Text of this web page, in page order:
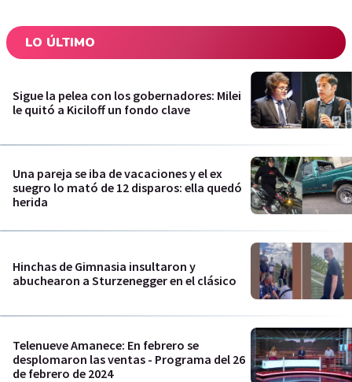
LO ÚLTIMO
Sigue la pelea con los gobernadores: Milei
le quitó a Kiciloff un fondo clave
Una pareja se iba de vacaciones y el ex
suegro lo mató de 12 disparos: ella quedó
herida
Hinchas de Gimnasia insultaron y
abuchearon a Sturzenegger en el clásico
Telenueve Amanece: En febrero se
desplomaron las ventas - Programa del 26
de febrero de 2024